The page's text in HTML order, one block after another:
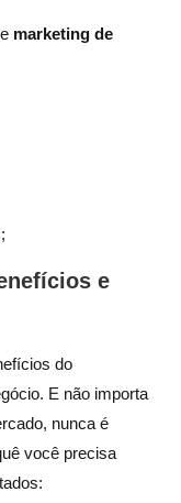
marketing de
e
do
E não importa
nunca é
você precisa